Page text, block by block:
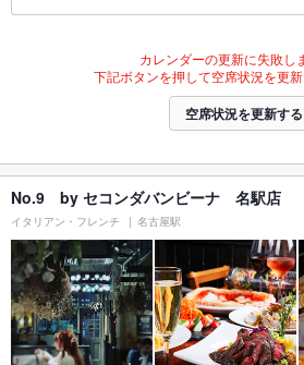
カレンダーの更新に失敗し
下記ボタンを押して空席状況を更新
空席状況を更新する
No.9 by セコンダバンビーナ 名駅店
イタリアン・フレンチ 名古屋駅